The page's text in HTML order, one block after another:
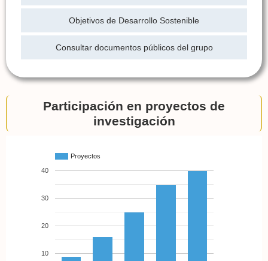
Objetivos de Desarrollo Sostenible
Consultar documentos públicos del grupo
Participación en proyectos de
investigación
Proyectos
10
20
30
40